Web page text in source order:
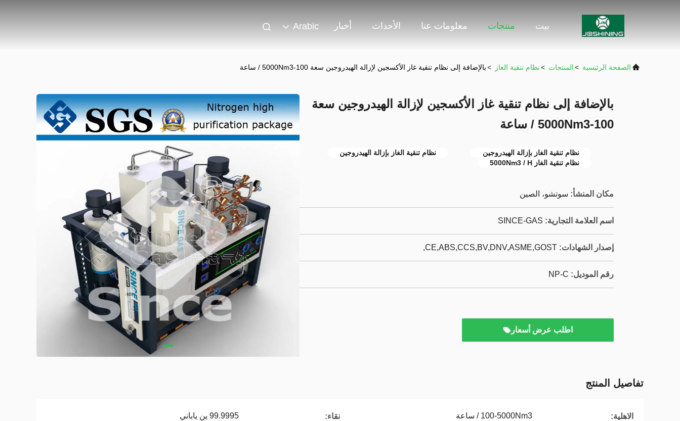
بيت منتجات معلومات عنا الأحداث أخبار Arabic
الصفحة الرئيسية >المنتجات >نظام تنقية الغاز >بالإضافة إلى نظام تنقية غاز الأكسجين لإزالة الهيدروجين سعة 100-5000Nm3 / ساعة
بالإضافة إلى نظام تنقية غاز الأكسجين لإزالة الهيدروجين سعة
100-5000Nm3 / ساعة
نظام تنقية الغاز بإزالة الهيدروجين
نظام تنقية الغاز بإزالة الهيدروجين
نظام تنقية الغاز 5000Nm3 / H
مكان المنشأ: سوتشو، الصين
اسم العلامة التجارية: SINCE-GAS
إصدار الشهادات: CE,ABS,CCS,BV,DNV,ASME,GOST,
رقم الموديل: NP-C
اطلب عرض أسعار
تفاصيل المنتج
الاهلية: 100-5000Nm3 / ساعة نقاء: 99.9995 ين ياباني